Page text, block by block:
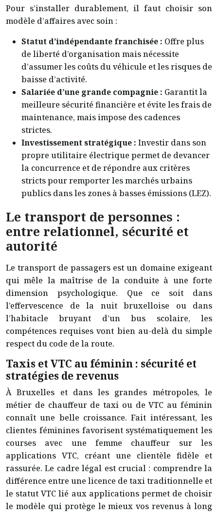
Pour s’installer durablement, il faut choisir son
modèle d’affaires avec soin :
Statut d’indépendante franchisée : Offre plus
de liberté d’organisation mais nécessite
d’assumer les coûts du véhicule et les risques de
baisse d’activité.
Salariée d’une grande compagnie : Garantit la
meilleure sécurité financière et évite les frais de
maintenance, mais impose des cadences
strictes.
Investissement stratégique : Investir dans son
propre utilitaire électrique permet de devancer
la concurrence et de répondre aux critères
stricts pour remporter les marchés urbains
publics dans les zones à basses émissions (LEZ).
Le transport de personnes :
entre relationnel, sécurité et
autorité
Le transport de passagers est un domaine exigeant
qui mêle la maîtrise de la conduite à une forte
dimension psychologique. Que ce soit dans
l’effervescence de la nuit bruxelloise ou dans
l’habitacle bruyant d’un bus scolaire, les
compétences requises vont bien au-delà du simple
respect du code de la route.
Taxis et VTC au féminin : sécurité et
stratégies de revenus
À Bruxelles et dans les grandes métropoles, le
métier de chauffeur de taxi ou de VTC au féminin
connaît une belle croissance. Fait intéressant, les
clientes féminines favorisent systématiquement les
courses avec une femme chauffeur sur les
applications VTC, créant une clientèle fidèle et
rassurée. Le cadre légal est crucial : comprendre la
différence entre une licence de taxi traditionnelle et
le statut VTC lié aux applications permet de choisir
le modèle qui protège le mieux vos revenus à long